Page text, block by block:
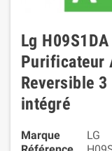
Lg
Purificateur
Reversible 3
intégré
Marque
LG